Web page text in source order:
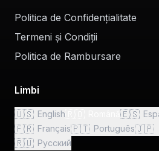
Politica de Confidențialitate
Termeni și Condiții
Politica de Rambursare
Limbi
🇺🇸 English 🇪🇸
🇫🇷 Français🇵🇹 Português🇯🇵
🇷🇺 Русский